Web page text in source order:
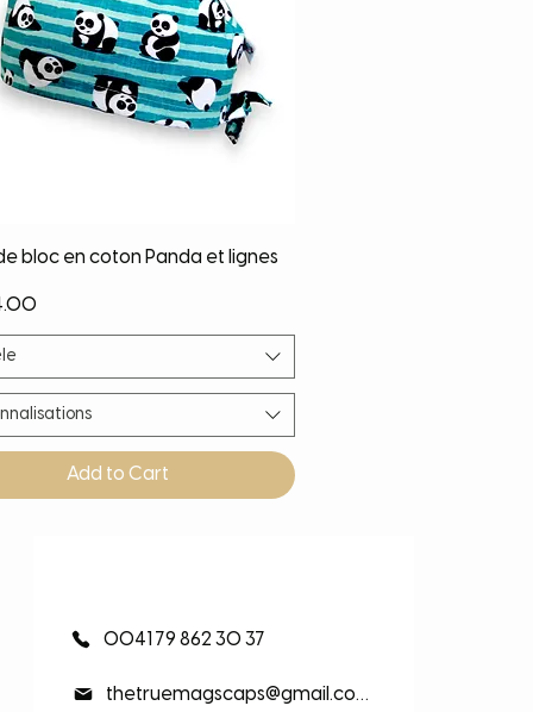
Quick View
bloc en coton Panda et lignes
Add to Cart
0041 79 862 30 37
thetruemagscaps@gmail.com